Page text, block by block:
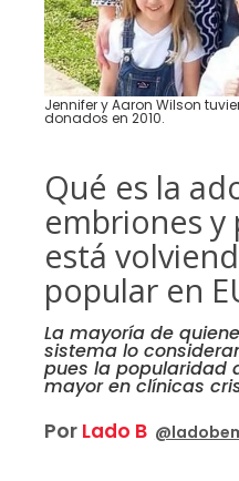
Jennifer y Aaron Wilson
donados en 2010.
Qué es la
embriones y
está
popular en
La mayoría de
sistema lo
pues la popularidad
mayor en clínicas
Por Lado B